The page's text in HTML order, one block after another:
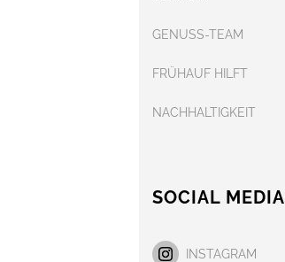
GENUSS-TEAM
FRÜHAUF HILFT
NACHHALTIGKEIT
SOCIAL MEDIA
INSTAGRAM